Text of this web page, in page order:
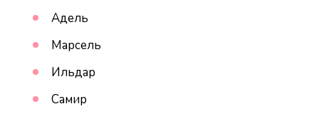
Адель
Марсель
Ильдар
Самир